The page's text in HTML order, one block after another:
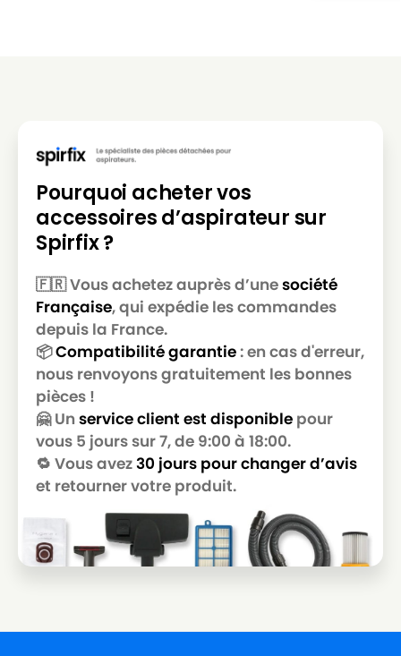
Pourquoi acheter vos
accessoires d’aspirateur sur
Spirfix ?
🇫🇷 Vous achetez auprès d’unesociété
Française, qui expédie les commandes
depuis la France.
📦Compatibilité garantie: en cas d'erreur,
nous renvoyons gratuitement les bonnes
pièces !
🤗 Un service client est disponible pour
vous 5 jours sur 7, de 9:00 à 18:00.
🔁 Vous avez30 jours pour changer d’avis
et retourner votre produit.